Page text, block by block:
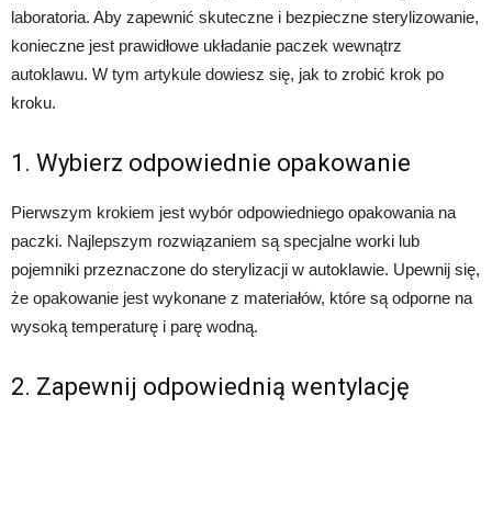
laboratoria. Aby zapewnić skuteczne i bezpieczne sterylizowanie,
konieczne jest prawidłowe układanie paczek wewnątrz
autoklawu. W tym artykule dowiesz się, jak to zrobić krok po
kroku.
1. Wybierz odpowiednie opakowanie
Pierwszym krokiem jest wybór odpowiedniego opakowania na
paczki. Najlepszym rozwiązaniem są specjalne worki lub
pojemniki przeznaczone do sterylizacji w autoklawie. Upewnij się,
że opakowanie jest wykonane z materiałów, które są odporne na
wysoką temperaturę i parę wodną.
2. Zapewnij odpowiednią wentylację